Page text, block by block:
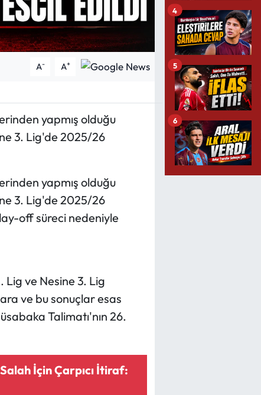
A- A+
yapmış olduğu
3. Lig'de 2025/26
yapmış olduğu
3. Lig'de 2025/26
off süreci nedeniyle
Lig ve Nesine 3. Lig
ve bu sonuçlar esas
Talimatı'nın 26.
İçin Çarpıcı İtiraf:
4
5
6